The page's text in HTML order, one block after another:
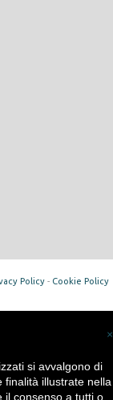
Policy- Cookie Policy
×
si avvalgono di
finalità illustrate nella
il consenso a tutti o